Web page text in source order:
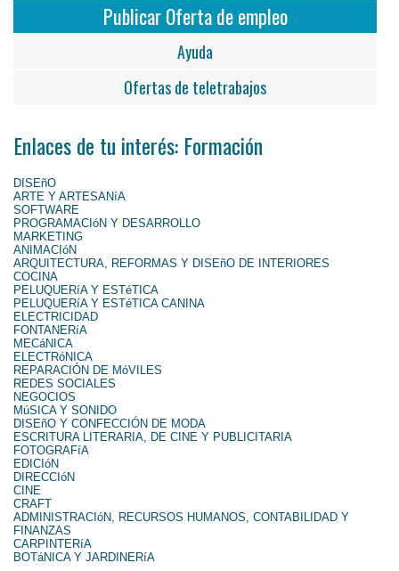
Publicar Oferta de empleo
Ayuda
Ofertas de teletrabajos
Enlaces de tu interés: Formación
DISEñO
ARTE Y ARTESANíA
SOFTWARE
PROGRAMACIóN Y DESARROLLO
MARKETING
ANIMACIóN
ARQUITECTURA, REFORMAS Y DISEñO DE INTERIORES
COCINA
PELUQUERíA Y ESTéTICA
PELUQUERíA Y ESTéTICA CANINA
ELECTRICIDAD
FONTANERíA
MECáNICA
ELECTRóNICA
REPARACIÓN DE MóVILES
REDES SOCIALES
NEGOCIOS
MúSICA Y SONIDO
DISEñO Y CONFECCIÓN DE MODA
ESCRITURA LITERARIA, DE CINE Y PUBLICITARIA
FOTOGRAFíA
EDICIóN
DIRECCIóN
CINE
CRAFT
ADMINISTRACIóN, RECURSOS HUMANOS, CONTABILIDAD Y
FINANZAS
CARPINTERíA
BOTáNICA Y JARDINERíA